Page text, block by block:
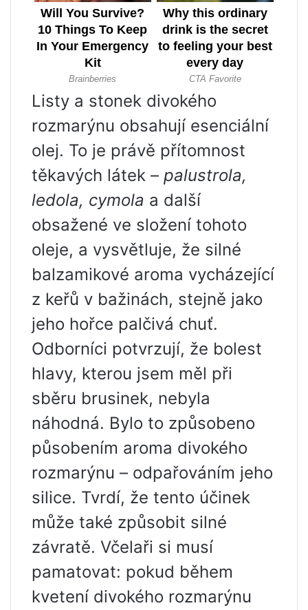
Listy a stonek divokého
rozmarýnu obsahují esenciální
olej. To je právě přítomnost
těkavých látek – palustrola,
ledola, cymola a další
obsažené ve složení tohoto
oleje, a vysvětluje, že silné
balzamikové aroma vycházející
z keřů v bažinách, stejně jako
jeho hořce palčivá chuť.
Odborníci potvrzují, že bolest
hlavy, kterou jsem měl při
sběru brusinek, nebyla
náhodná. Bylo to způsobeno
působením aroma divokého
rozmarýnu – odpařováním jeho
silice. Tvrdí, že tento účinek
může také způsobit silné
závratě. Včelaři si musí
pamatovat: pokud během
kvetení divokého rozmarýnu